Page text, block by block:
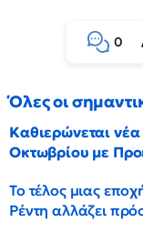
0
Όλες οι
Καθιερώνεται
Οκτωβρίου με
Το τέλος μιας
Ρέντη αλλάζει